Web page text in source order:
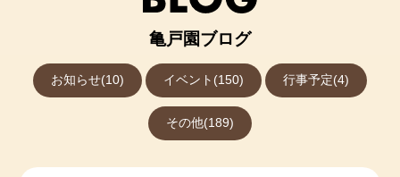
亀戸園ブログ
お知らせ(10) イベント(150) 行事予定(4)
その他(189)